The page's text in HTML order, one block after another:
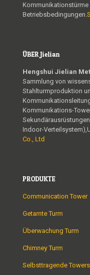
Kommunikationstürme
Betriebsbedingungen.
ÜBER Jielian
Hengshui Jielian
Sammlung von
Stahlturmproduktion
Kommunikations-
Indoor-
Co., Ltd
PRODUKTE
Communication Tower
Getarnte Turm
Überwachung Turm
Chimney Turm
Selbsttragende Towers